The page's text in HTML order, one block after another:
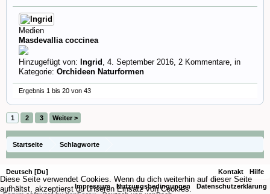
Medien
Masdevallia coccinea
Hinzugefügt von: Ingrid , 4. September 2016, 2 Kommentare, in
Kategorie: Orchideen Naturformen
Ergebnis 1 bis 20 von 43
1 2 3 Weiter >
Startseite Schlagworte
Deutsch [Du] Kontakt
Hilfe
Impressum
Nutzungsbedingungen
Datenschutzerklärung
Diese Seite verwendet Cookies. Wenn du dich weiterhin auf dieser Seite
aufhältst, akzeptierst du unseren Einsatz von Cookies.